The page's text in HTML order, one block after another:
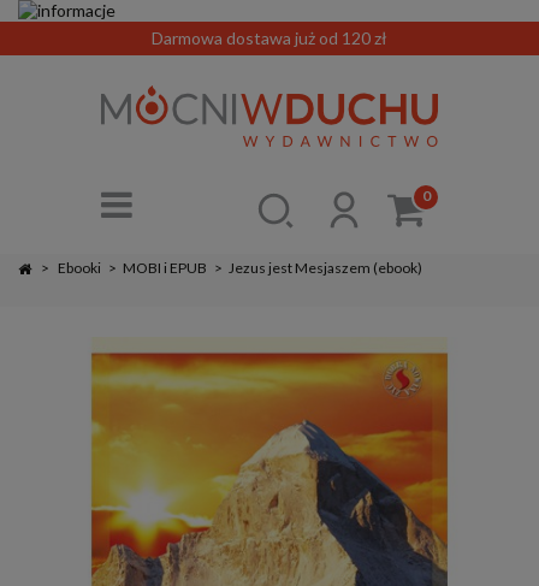
Darmowa dostawa już od 120 zł
0
> Ebooki > MOBI i EPUB > Jezus jest Mesjaszem (ebook)